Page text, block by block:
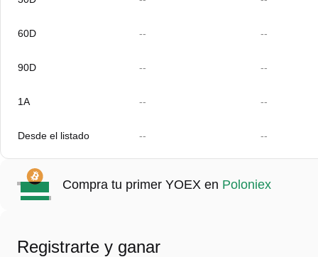
60D -- --
90D -- --
1A -- --
Desde el listado -- --
Compra tu primer YOEX en Poloniex
Registrarte y ganar